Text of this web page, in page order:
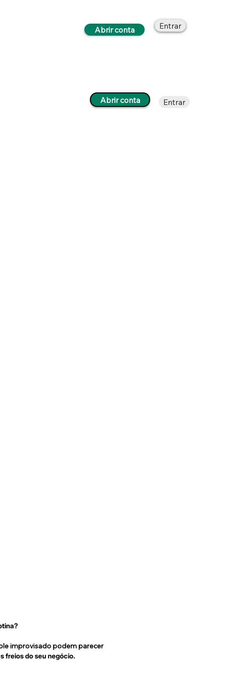
Abrir conta Entrar
Abrir conta Entrar
improvisado podem parecer
freios do seu negócio.